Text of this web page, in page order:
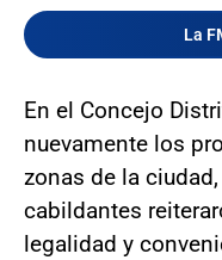
La
En el Concejo
nuevamente los
zonas de la
cabildantes
legalidad y